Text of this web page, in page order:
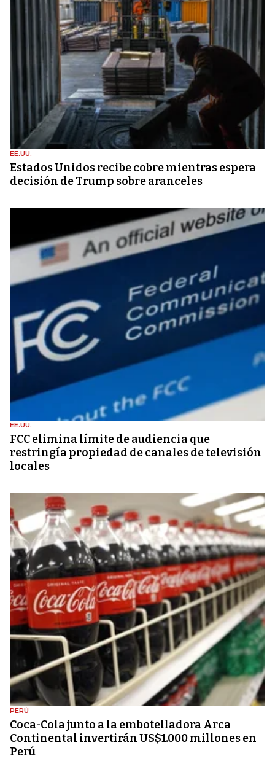
EE.UU.
Estados Unidos recibe cobre mientras espera
decisión de Trump sobre aranceles
EE.UU.
FCC elimina límite de audiencia que
restringía propiedad de canales de televisión
locales
PERÚ
Coca-Cola junto a la embotelladora Arca
Continental invertirán US$1.000 millones en
Perú